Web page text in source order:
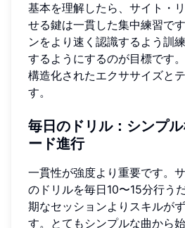
基本を理解したら、サイト・
せる鍵は一貫した集中練習で
ンをより速く認識するよう訓
するようにするのが目標です
構造化されたエクササイズと
す。
毎日のドリル：シンプ
ード進行
一貫性が強度より重要です。
のドリルを毎日10〜15分行う
期なセッションよりスキルが
す。とてもシンプルな曲から始